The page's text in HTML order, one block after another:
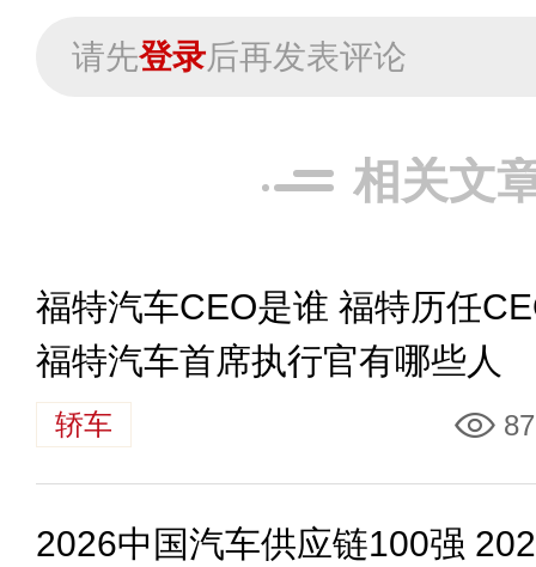
请先登录后再发表评论
相关文
福特汽车CEO是谁 福特历任
福特汽车首席执行官有哪些人
轿车
2026中国汽车供应链100强